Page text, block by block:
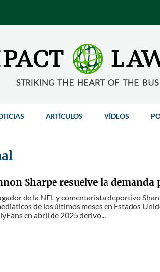
ARTÍCULOS VÍDEOS
Sharpe resuelve la
de la NFL y comentarista deportivo
de los últimos meses en Estados
en abril de 2025 derivó...